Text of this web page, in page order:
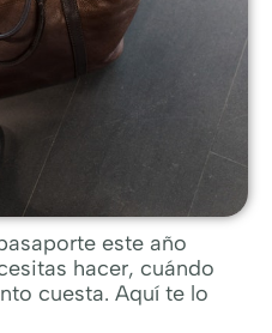
este año
hacer, cuándo
cuesta. Aquí te lo